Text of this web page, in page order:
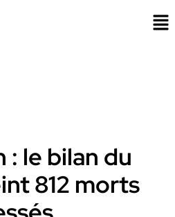
le bilan du
812 morts